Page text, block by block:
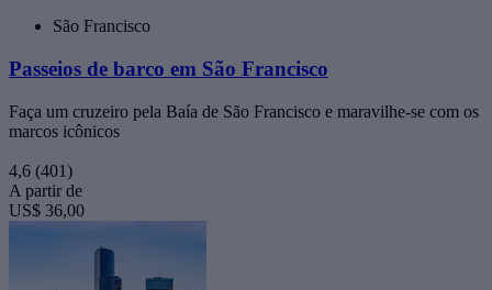
São Francisco
Passeios de barco em São Francisco
Faça um cruzeiro pela Baía de São Francisco e maravilhe-se com os
marcos icônicos
4,6 (401)
A partir de
US$ 36,00